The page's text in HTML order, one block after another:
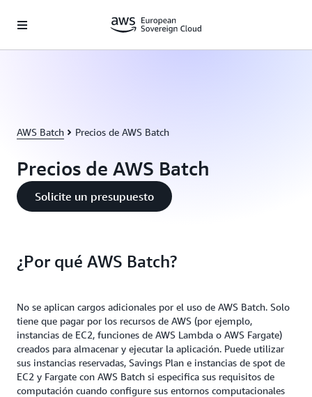
AWS Batch Precios de AWS Batch
Precios de AWS Batch
Solicite un presupuesto
¿Por qué AWS Batch?
No se aplican cargos adicionales por el uso de AWS Batch. Solo
tiene que pagar por los recursos de AWS (por ejemplo,
instancias de EC2, funciones de AWS Lambda o AWS Fargate)
creados para almacenar y ejecutar la aplicación. Puede utilizar
sus instancias reservadas, Savings Plan e instancias de spot de
EC2 y Fargate con AWS Batch si especifica sus requisitos de
computación cuando configure sus entornos computacionales